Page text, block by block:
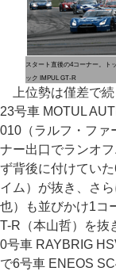
スタート直後の4コーナー。ト
ック IMPUL GT-R
上位勢は僅差で続
23号車 MOTUL
010（ラルフ・ファ
ナー出口でランオ
ず背後に付けてい
イム）が抜き、さ
也）も並びかけ1コ
T-R（本山哲）を抜
0号車 RAYBRIG
で6号車 ENEOS